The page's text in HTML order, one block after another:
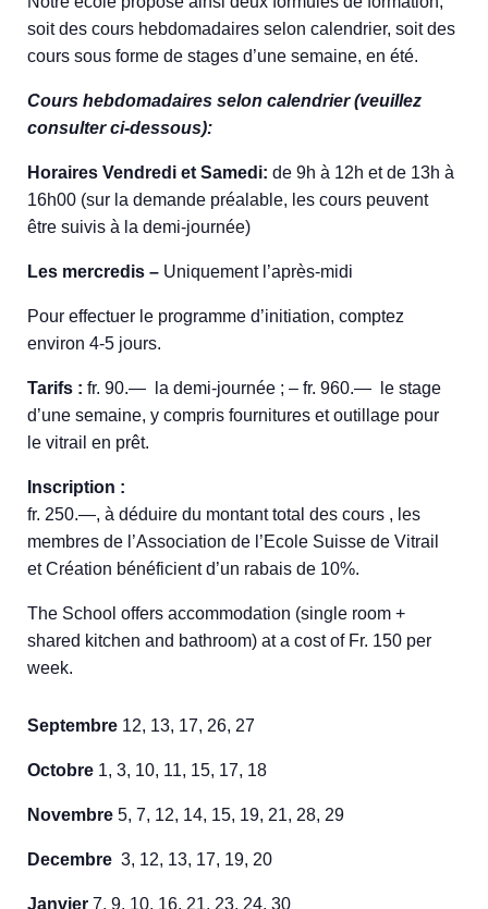
soit des cours hebdomadaires selon calendrier, soit des
cours sous forme de stages d’une semaine, en été.
Cours hebdomadaires selon calendrier (veuillez
consulter ci-dessous):
Horaires Vendredi et Samedi: de 9h à 12h et de 13h à
16h00 (sur la demande préalable, les cours peuvent
être suivis à la demi-journée)
Les mercredis – Uniquement l’après-midi
Pour effectuer le programme d’initiation, comptez
environ 4-5 jours.
Tarifs : fr. 90.— la demi-journée ; – fr. 960.— le stage
d’une semaine, y compris fournitures et outillage pour
le vitrail en prêt.
Inscription :
fr. 250.—, à déduire du montant total des cours , les
membres de l’Association de l’Ecole Suisse de Vitrail
et Création bénéficient d’un rabais de 10%.
The School offers accommodation (single room +
shared kitchen and bathroom) at a cost of Fr. 150 per
week.
Septembre 12, 13, 17, 26, 27
Octobre 1, 3, 10, 11, 15, 17, 18
Novembre 5, 7, 12, 14, 15, 19, 21, 28, 29
Decembre 3, 12, 13, 17, 19, 20
Janvier 7, 9, 10, 16, 21, 23, 24, 30